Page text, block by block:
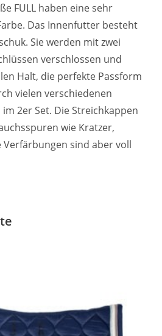
FULL haben eine sehr
Das Innenfutter besteht
Sie werden mit zwei
verschlossen und
Halt, die perfekte Passform
vielen verschiedenen
2er Set. Die Streichkappen
wie Kratzer,
sind aber voll